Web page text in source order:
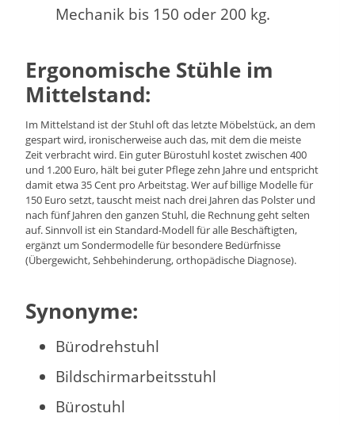
Mechanik bis 150 oder 200 kg.
Ergonomische Stühle im
Mittelstand:
Im Mittelstand ist der Stuhl oft das letzte Möbelstück, an dem
gespart wird, ironischerweise auch das, mit dem die meiste
Zeit verbracht wird. Ein guter Bürostuhl kostet zwischen 400
und 1.200 Euro, hält bei guter Pflege zehn Jahre und entspricht
damit etwa 35 Cent pro Arbeitstag. Wer auf billige Modelle für
150 Euro setzt, tauscht meist nach drei Jahren das Polster und
nach fünf Jahren den ganzen Stuhl, die Rechnung geht selten
auf. Sinnvoll ist ein Standard-Modell für alle Beschäftigten,
ergänzt um Sondermodelle für besondere Bedürfnisse
(Übergewicht, Sehbehinderung, orthopädische Diagnose).
Synonyme:
Bürodrehstuhl
Bildschirmarbeitsstuhl
Bürostuhl